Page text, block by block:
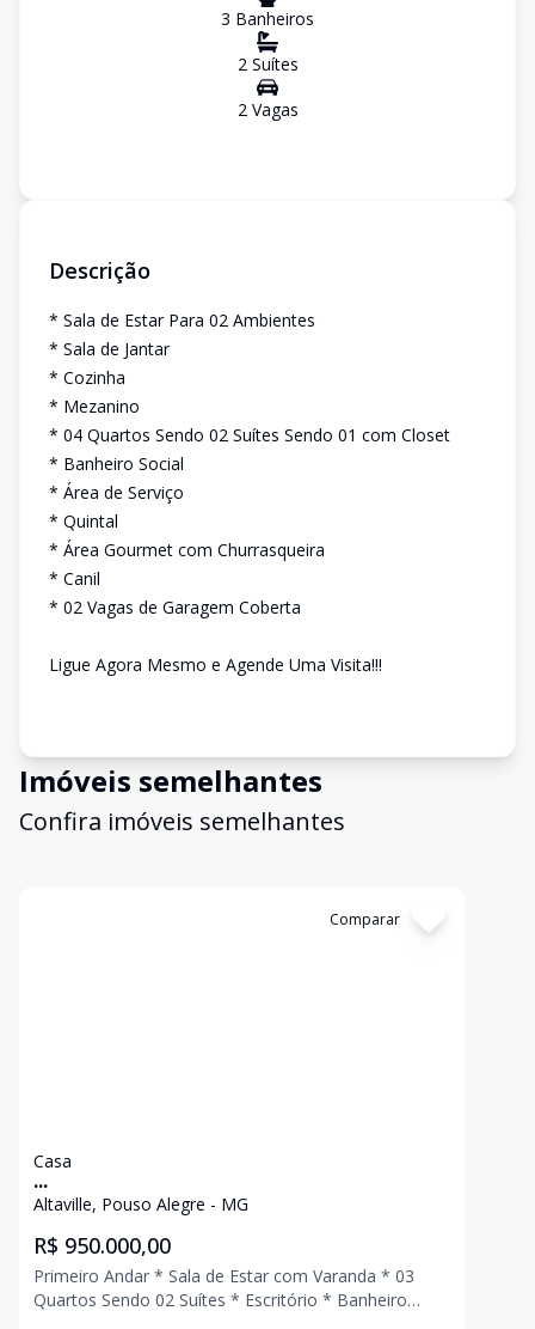
3 Banheiros
2Suítes
2Vagas
Descrição
* Sala de Estar Para 02 Ambientes
* Sala de Jantar
* Cozinha
* Mezanino
* 04 Quartos Sendo 02 Suítes Sendo 01 com Closet
* Banheiro Social
* Área de Serviço
* Quintal
* Área Gourmet com Churrasqueira
* Canil
* 02 Vagas de Garagem Coberta
Ligue Agora Mesmo e Agende Uma Visita!!!
Imóveis semelhantes
Confira imóveis semelhantes
Comparar
Casa
...
Altaville, Pouso Alegre - MG
R$ 950.000,00
Primeiro Andar * Sala de Estar com Varanda * 03
Quartos Sendo 02 Suítes * Escritório * Banheiro